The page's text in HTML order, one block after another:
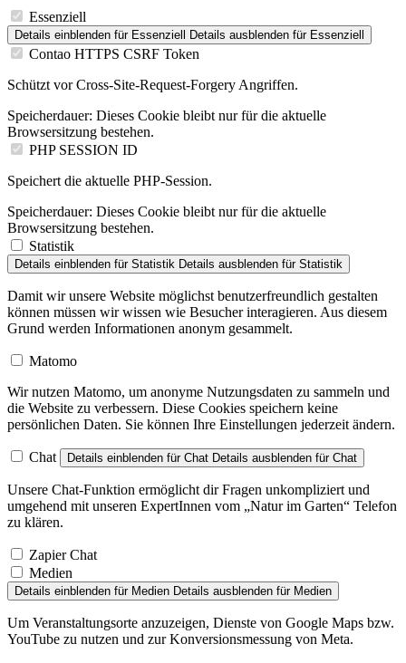
Details einblenden
Contao HTTPS CSRF Token
Browsersitzung bestehen.
PHP SESSION ID
Browsersitzung bestehen.
Statistik
Details einblenden
Damit wir unsere Website möglichst benutzerfreundlich gestalten
können müssen wir wissen wie Besucher interagieren. Aus diesem
Grund werden Informationen anonym gesammelt.
die Website zu verbessern. Diese Cookies speichern keine
persönlichen Daten. Sie können Ihre Einstellungen jederzeit ändern.
Unsere Chat-Funktion ermöglicht dir Fragen unkompliziert und
umgehend mit unseren ExpertInnen vom „Natur im Garten“ Telefon
zu klären.
Medien
Details einblenden
Um Veranstaltungsorte anzuzeigen, Dienste von Google Maps bzw.
YouTube zu nutzen und zur Konversionsmessung von Meta.